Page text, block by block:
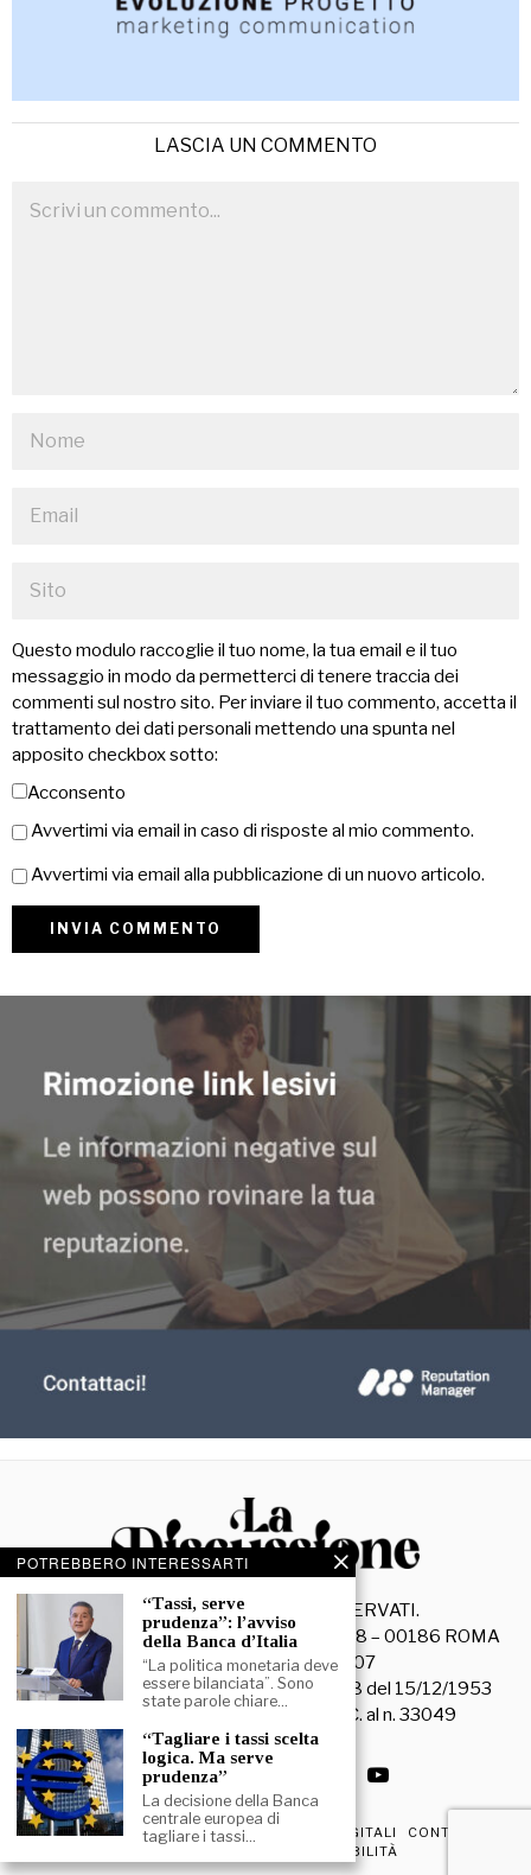
LASCIA UN COMMENTO
Questo modulo raccoglie il tuo nome, la tua email e il tuo
messaggio in modo da permetterci di tenere traccia dei
commenti sul nostro sito. Per inviare il tuo commento, accetta il
trattamento dei dati personali mettendo una spunta nel
apposito checkbox sotto:
Acconsento
Avvertimi via email in caso di risposte al mio commento.
Avvertimi via email alla pubblicazione di un nuovo articolo.
2026- TUTTI I DIRITTI RISERVATI.
La Discussione S.r.l. – Piazza Capranica, 78 – 00186 ROMA
C.F. e P. IVA 15045971007
Registrazione Tribunale di Roma n. 3628 del 15/12/1953
La società editrice è iscritta al R.O.C. al n. 33049
PRIVACY & COOKIE POLICY EDIZIONI DIGITALI
CONTATTI
DICHIARAZIONE DI ACCESSIBILITÀ
POTREBBERO INTERESSARTI
“Tassi, serve
prudenza”: l’avviso
della Banca d’Italia
“La politica monetaria deve
essere bilanciata”. Sono
state parole chiare…
“Tagliare i tassi scelta
logica. Ma serve
prudenza”
La decisione della Banca
centrale europea di
tagliare i tassi…